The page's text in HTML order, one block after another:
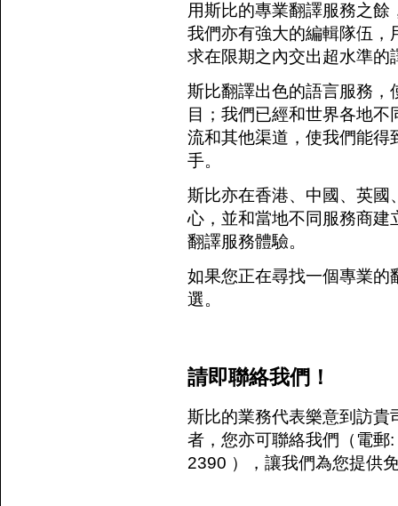
用斯比的專業翻譯服務之餘
我們亦有強大的編輯隊伍，
求在限期之內交出超水準的
斯比翻譯出色的語言服務，
目；我們已經和世界各地
流和其他渠道，使我們能得
手。
斯比亦在香港、中國、英國
心，並和當地不同服務商建
翻譯服務體驗。
如果您正在尋找一個專業的
選。
請即聯絡我們！
斯比的業務代表樂意到訪貴
者，您亦可聯絡我們（電郵:
2390 ），讓我們為您提供